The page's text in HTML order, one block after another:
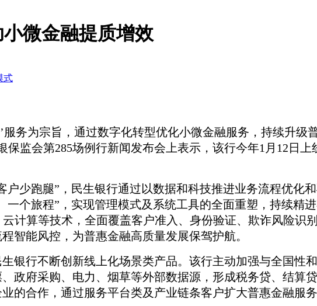
微金融提质增效
式
’服务为宗旨， 通过数字化转型优化小微金融服务，持续升级
保监会第285场例行新闻发布会上表示，该行今年1月12日
户少跑腿” ， 民生银行通过以数据和科技推进业务流程优化
一个旅程”，实现管理模式及系统工具的全面重塑 ， 持续精
云计算等技术，全面覆盖客户准入、身份验证、欺诈风险识
智能风控，为普惠金融高质量发展保驾护航。
生银行不断创新线上化场景类产品。 该行主动加强与全国性
政府采购、电力、烟草等外部数据源，形成税务贷、结算
的合作，通过服务平台类及产业链条客户扩大普惠金融服务